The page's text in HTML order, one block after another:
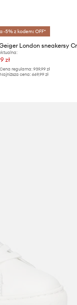
-5% z kodem: OFF*
zł
Cena regularna: 939,99 zł
Najniższa cena: 669,99 zł